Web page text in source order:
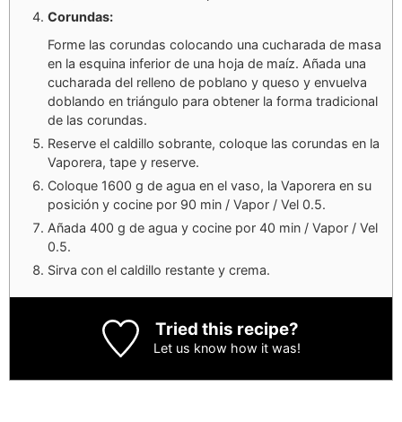
Corundas:
Forme las corundas colocando una cucharada de masa
en la esquina inferior de una hoja de maíz. Añada una
cucharada del relleno de poblano y queso y envuelva
doblando en triángulo para obtener la forma tradicional
de las corundas.
Reserve el caldillo sobrante, coloque las corundas en la
Vaporera, tape y reserve.
Coloque 1600 g de agua en el vaso, la Vaporera en su
posición y cocine por 90 min / Vapor / Vel 0.5.
Añada 400 g de agua y cocine por 40 min / Vapor / Vel
0.5.
Sirva con el caldillo restante y crema.
Tried this recipe?
Let us know how it was!